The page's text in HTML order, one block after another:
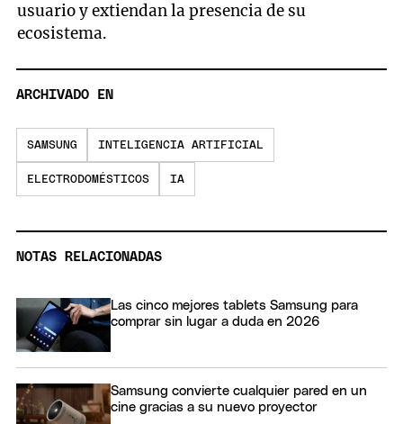
usuario y extiendan la presencia de su
ecosistema.
ARCHIVADO EN
SAMSUNG INTELIGENCIA ARTIFICIAL
ELECTRODOMÉSTICOS IA
NOTAS RELACIONADAS
Las cinco mejores tablets Samsung para
comprar sin lugar a duda en 2026
Samsung convierte cualquier pared en un
cine gracias a su nuevo proyector